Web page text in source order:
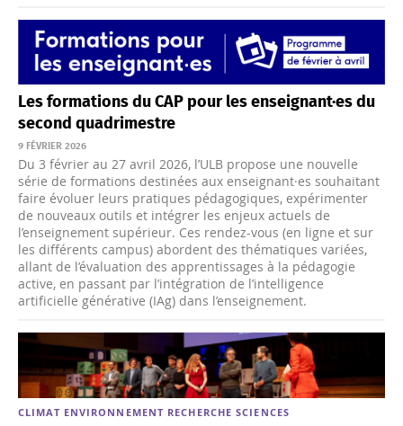
Les formations du CAP pour les enseignant·es du
second quadrimestre
9 FÉVRIER 2026
Du 3 février au 27 avril 2026, l’ULB propose une nouvelle
série de formations destinées aux enseignant·es souhaitant
faire évoluer leurs pratiques pédagogiques, expérimenter
de nouveaux outils et intégrer les enjeux actuels de
l’enseignement supérieur. Ces rendez-vous (en ligne et sur
les différents campus) abordent des thématiques variées,
allant de l’évaluation des apprentissages à la pédagogie
active, en passant par l’intégration de l’intelligence
artificielle générative (IAg) dans l’enseignement.
CLIMAT ENVIRONNEMENT RECHERCHE SCIENCES